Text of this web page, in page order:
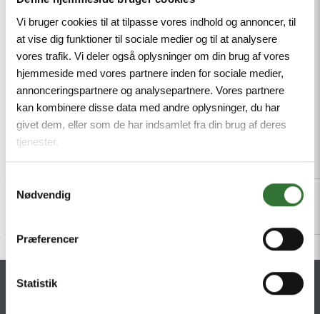
Vi bruger cookies til at tilpasse vores indhold og annoncer, til
at vise dig funktioner til sociale medier og til at analysere
vores trafik. Vi deler også oplysninger om din brug af vores
hjemmeside med vores partnere inden for sociale medier,
annonceringspartnere og analysepartnere. Vores partnere
kan kombinere disse data med andre oplysninger, du har
givet dem, eller som de har indsamlet fra din brug af deres
tjenester.
Samtykkevalg
Nødvendig
Præferencer
Statistik
straight, 3-pin
Mindestbestellmenge: 1
Beschreibung Specifications Dateien
KONTAKT